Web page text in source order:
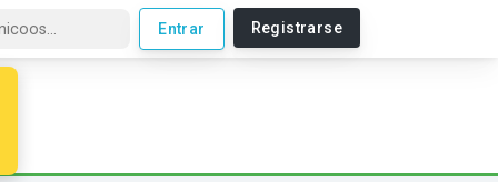
Entrar Registrarse